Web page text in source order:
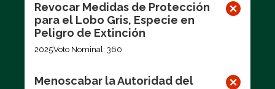
Revocar Medidas de Protección
para el Lobo Gris, Especie en
Peligro de Extinción
2025Voto Nominal: 360
Menoscabar la Autoridad del